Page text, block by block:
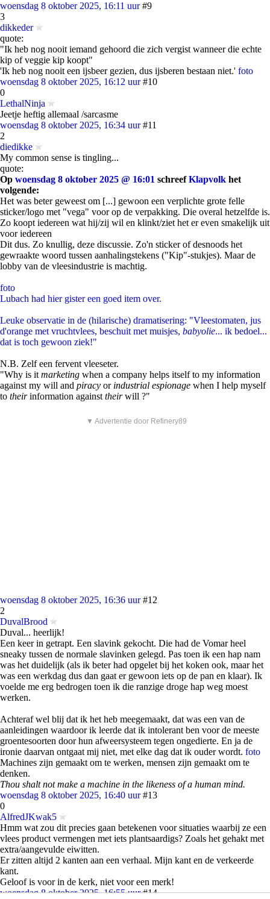
woensdag 8 oktober 2025, 16:11 uur #9
3
dikkeder
quote:
"Ik heb nog nooit iemand gehoord die zich vergist wanneer die echte
kip of veggie kip koopt"
'Ik heb nog nooit een ijsbeer gezien, dus ijsberen bestaan niet.' foto
woensdag 8 oktober 2025, 16:12 uur #10
0
LethalNinja
Jeetje heftig allemaal /sarcasme
woensdag 8 oktober 2025, 16:34 uur #11
2
diedikke
My common sense is tingling...
quote:
Op woensdag 8 oktober 2025 @ 16:01 schreefKlapvolk het
volgende:
Het was beter geweest om [...] gewoon een verplichte grote felle
sticker/logo met "vega" voor op de verpakking. Die overal hetzelfde is.
Zo koopt iedereen wat hij/zij wil en klinkt/ziet het er even smakelijk uit
voor iedereen
Dit dus. Zo knullig, deze discussie. Zo'n sticker of desnoods het
gewraakte woord tussen aanhalingstekens ("Kip"-stukjes). Maar de
lobby van de vleesindustrie is machtig.
foto
Lubach had hier gister een goed item over.
Leuke observatie in de (hilarische) dramatisering: "Vleestomaten, jus
d'orange met vruchtvlees, beschuit met muisjes, babyolie... ik bedoel...
dat is toch gewoon ziek!"
N.B. Zelf een fervent vleeseter.
"Why is it marketing when a company helps itself to my information
against my will and piracy or industrial espionage when I help myself
to theirinformation against theirwill ?"
▼ Advertentie door Refinery89
woensdag 8 oktober 2025, 16:36 uur #12
2
DuvalBrood
Duval... heerlijk!
Een keer in getrapt. Een slavink gekocht. Die had de Vomar heel
sneaky tussen de normale slavinken gelegd. Pas toen ik een hap nam
was het duidelijk (als ik beter had opgelet bij het koken ook, maar het
was een werkdag dus dan gaat er gewoon iets op de pan en klaar). Ik
voelde me erg bedrogen toen ik die ranzige droge hap weg moest
werken.
Achteraf wel blij dat ik het heb meegemaakt, dat was een van de
aanleidingen waardoor ik leerde dat ik intolerant ben voor de meeste
groentesoorten door hun afweersysteem tegen ongedierte. En ja de
ironie daarvan ontgaat mij niet, met elke dag dat ik ouder wordt. foto
Machines zijn gemaakt om te werken, mensen zijn gemaakt om te
denken.
Thou shalt not make a machine in the likeness of a human mind.
woensdag 8 oktober 2025, 16:40 uur #13
0
AlfredJKwak5
Hmm wat zou dit precies gaan betekenen voor situaties waarbij ze een
vlees product vermengen met iets plantsaardigs? Zoals het gehakt met
extra/aangevulde eiwitten.
Er zitten altijd 2 kanten aan een verhaal. Mijn kant en de verkeerde
kant.
Geloof is voor in de kerk, niet voor een merk!
woensdag 8 oktober 2025, 16:55 uur #14